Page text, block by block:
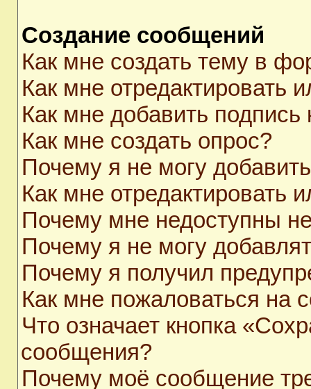
Создание сообщений
Как мне создать тему в
Как мне отредактировать
Как мне добавить
Как мне создать опрос?
Почему я не могу
Как мне отредактировать
Почему мне недоступны
Почему я не могу
Почему я получил
Как мне пожаловаться на
Что означает кнопка
сообщения?
Почему моё сообщение